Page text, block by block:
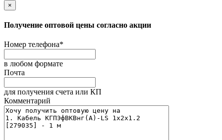
×
Получение оптовой цены согласно акции
Номер телефона*
в любом формате
Почта
для получения счета или КП
Комментарий